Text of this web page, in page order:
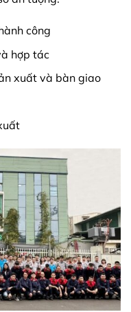
công
hợp tác
xuất và bàn giao